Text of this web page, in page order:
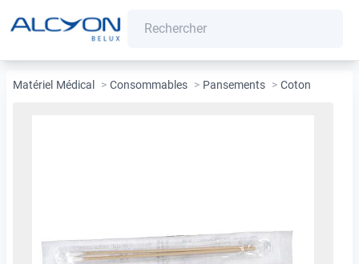
Matériel Médical > Consommables > Pansements > Coton